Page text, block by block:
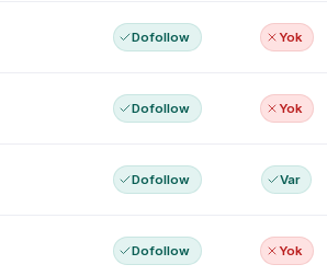
Dofollow Yok
Dofollow Yok
Dofollow Var
Dofollow Yok